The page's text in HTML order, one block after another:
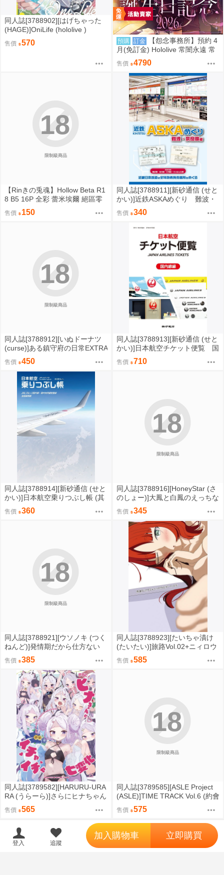
同人誌[3788902][はげちゃった
(HAGE)]OniLife (hololive )
售價 570 預購 訂金
【怨念事務所】預約 4
月(免訂金) Hololive 常闇永遠 常
闇トワ 2026誕生日記念 5款分售
0907
售價 4790
限制級商品
18
【Rinきの兎魂】Hollow Beta R1
8 B5 16P 全彩 蕾米埃爾 絕區零
ZZZ【FF47場前預購】{宅即門}
售價 150
同人誌[3788911][新砂通信 (せと
かい)]近鉄ASKAめぐり 難波・
奈良線編 (鐵道)
售價 340
限制級商品
18
同人誌[3788912][いぬドーナツ
(curse)]ある鎮守府の日常EXTRA
(艦隊收藏)
售價 450
同人誌[3788913][新砂通信 (せと
かい)]日本航空チケット便覧 国
内線編 (其他)
售價 710
同人誌[3788914][新砂通信 (せと
かい)]日本航空乗りつぶし帳 (其
售價 360
限制級商品
18
同人誌[3788916][HoneyStar (さ
のしょー)]大鳳と白鳳のえっちな
ご奉仕 牛柄ビキニでお誘い編
(碧藍航線)
售價 345
限制級商品
18
同人誌[3788921][ウソノキ (つく
ねんど)]発情期だから仕方ない
(獸人)
售價 385
同人誌[3788923][たいちゃ漬け
(たいたい)]旅路Vol.02+ニィロウ
とデートプチ (原神)
售價 585
同人誌[3789582][HARURU-URA
RA (うらーら)]さらにヒナちゃん
とイチャイチャ七変化 (蔚藍檔
案)
售價 565
限制級商品
18
同人誌[3789585][ASLE Project
(ASLE)]TIME TRACK Vol.6 (約會
大作戰)
售價 575
登入 追蹤
加入購物車 立即購買